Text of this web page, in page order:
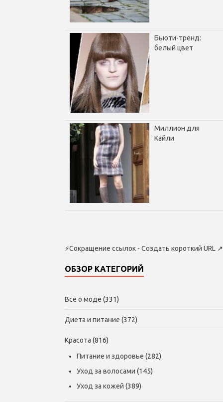
Бьюти-тренд:
белый цвет
Миллион для
Кайли
⚡Сокращение ссылок - Создать короткий URL ↗
ОБЗОР КАТЕГОРИЙ
Все о моде (331)
Диета и питание (372)
Красота (816)
Питание и здоровье (282)
Уход за волосами (145)
Уход за кожей (389)